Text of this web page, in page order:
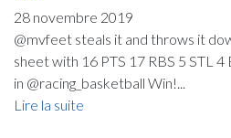
28 novembre 2019
@mvfeet steals it and throws it
sheet with 16 PTS 17 RBS 5 STL 4
in @racing_basketball Win!...
Lire la suite